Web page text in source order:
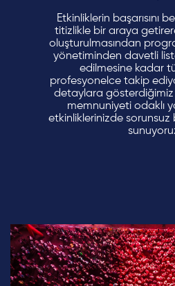
Etkinliklerin başarısını
titizlikle bir araya
oluşturulmasından
yönetiminden davetli
edilmesine kadar
profesyonelce takip
detaylara
memnuniyeti odaklı
etkinliklerinizde